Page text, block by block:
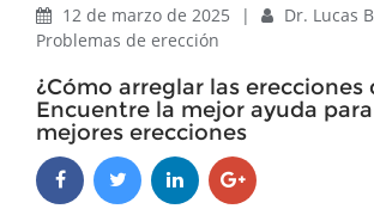
12 de marzo de 2025 | Dr. Lucas
Problemas de erección
¿Cómo arreglar las erecciones
Encuentre la mejor ayuda
mejores erecciones